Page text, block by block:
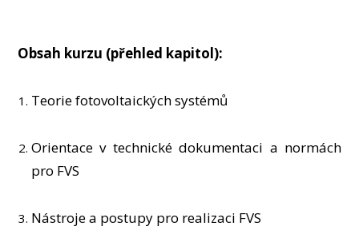
Obsah kurzu (přehled kapitol):
Teorie fotovoltaických systémů
Orientace v technické dokumentaci a normách
pro FVS
Nástroje a postupy pro realizaci FVS